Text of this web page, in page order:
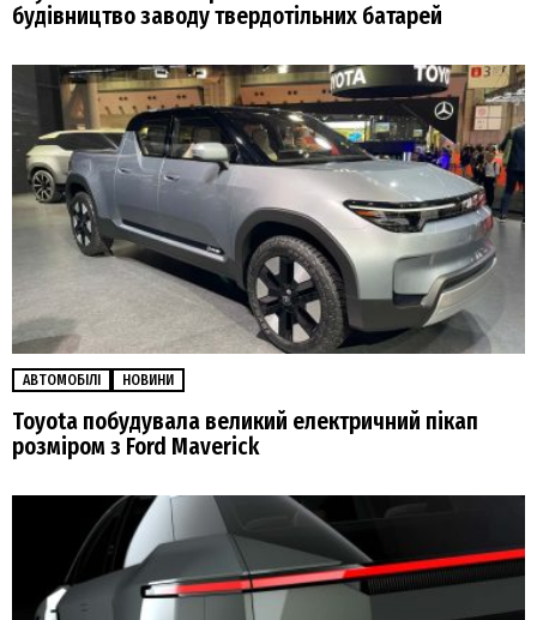
будівництво заводу твердотільних батарей
АВТОМОБІЛІ НОВИНИ
Toyota побудувала великий електричний пікап
розміром з Ford Maverick